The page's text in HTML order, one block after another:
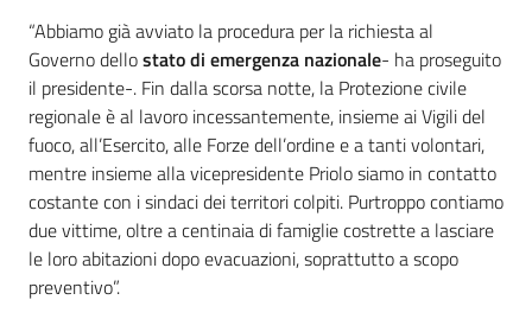
“Abbiamo già avviato la procedura per la richiesta al
Governo dellostato di emergenza nazionale- ha proseguito
il presidente-. Fin dalla scorsa notte, la Protezione civile
regionale è al lavoro incessantemente, insieme ai Vigili del
fuoco, all’Esercito, alle Forze dell’ordine e a tanti volontari,
mentre insieme alla vicepresidente Priolo siamo in contatto
costante con i sindaci dei territori colpiti. Purtroppo contiamo
due vittime, oltre a centinaia di famiglie costrette a lasciare
le loro abitazioni dopo evacuazioni, soprattutto a scopo
preventivo”.